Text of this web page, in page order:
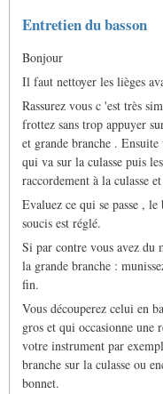
Entretien du basson
Bonjour
Il faut nettoyer les lièges
Rassurez vous c 'est très
frottez sans trop appuyer
et grande branche .
qui va sur la culasse puis
raccordement à la culasse
Evaluez ce qui se passe ,
soucis est réglé.
Si par contre vous avez du
la grande branche :
fin.
Vous découperez celui en
gros et qui occasionne une
votre instrument par
branche sur la culasse ou
bonnet.